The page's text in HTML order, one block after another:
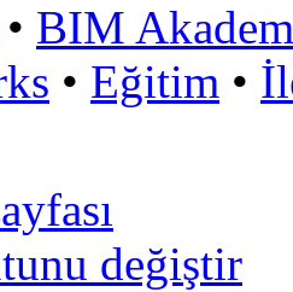
• BIM
• Eğitim •
değiştir